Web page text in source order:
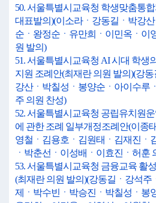
50. 서울특별시교육청 학생맞춤통
대표발의)(이소라ㆍ강동길ㆍ박강
순ㆍ왕정순ㆍ유만희ㆍ이민옥ㆍ이
원 발의)
51. 서울특별시교육청 AI 시대 학생
지원 조례안(최재란 의원 발의)(강
강산ㆍ박칠성ㆍ봉양순ㆍ아이수루
주 의원 찬성)
52. 서울특별시교육청 공립유치원
에 관한 조례 일부개정조례안(이종
영철ㆍ김용호ㆍ김원태ㆍ김재진ㆍ
ㆍ박춘선ㆍ이성배ㆍ이효진ㆍ허훈
53. 서울특별시교육청 금융교육 활
(최재란 의원 발의)(강동길ㆍ강석
제ㆍ박수빈ㆍ박승진ㆍ박칠성ㆍ봉